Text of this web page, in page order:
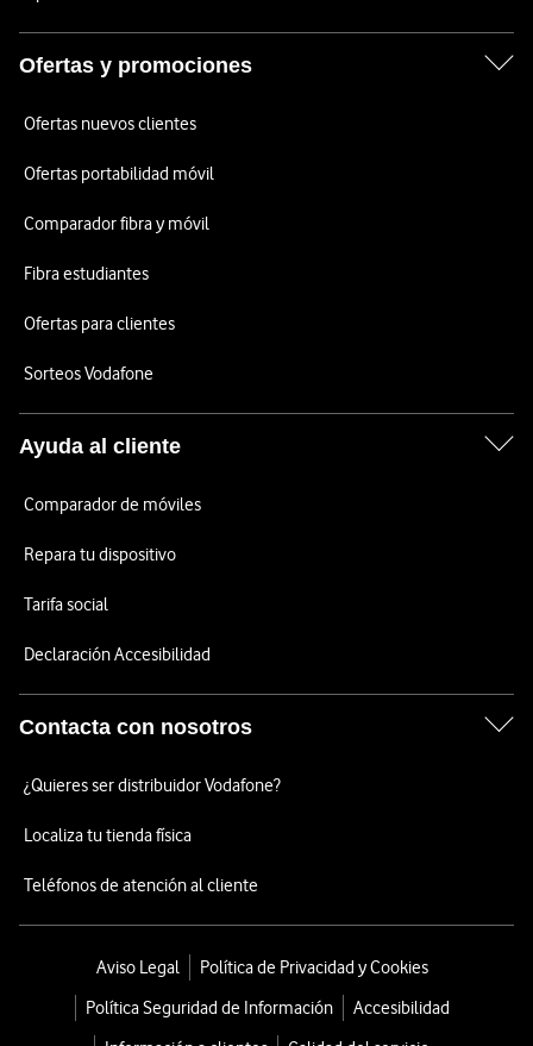
Ofertas y promociones
Ofertas nuevos clientes
Ofertas portabilidad móvil
Comparador fibra y móvil
Fibra estudiantes
Ofertas para clientes
Sorteos Vodafone
Ayuda al cliente
Comparador de móviles
Repara tu dispositivo
Tarifa social
Declaración Accesibilidad
Contacta con nosotros
¿Quieres ser distribuidor Vodafone?
Localiza tu tienda física
Teléfonos de atención al cliente
Aviso Legal
Política de Privacidad y Cookies
Política Seguridad de Información
Accesibilidad